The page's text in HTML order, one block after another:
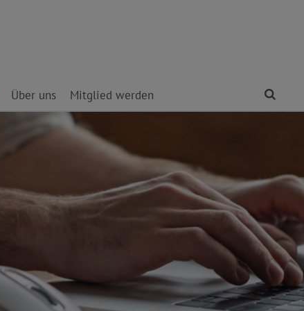
Über uns Mitglied werden